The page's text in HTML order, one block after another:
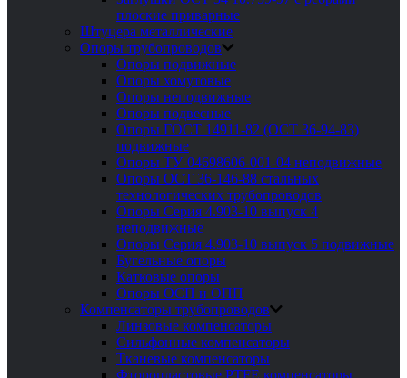
плоские приварные
Штуцера металлические
Опоры трубопроводов
Опоры подвижные
Опоры хомутовые
Опоры неподвижные
Опоры подвесные
Опоры ГОСТ 14911-82 (ОСТ 36-94-83)
подвижные
Опоры ТУ-04698606-001-04 неподвижные
Опоры ОСТ 36-146-88 стальных
технологических трубопроводов
Опоры Серия 4.903-10 выпуск 4
неподвижные
Опоры Серия 4.903-10 выпуск 5 подвижные
Бугельные опоры
Катковые опоры
Опоры ОСП и ОПП
Компенсаторы трубопроводов
Линзовые компенсаторы
Сильфонные компенсаторы
Тканевые компенсаторы
Фторопластовые PTFE компенсаторы